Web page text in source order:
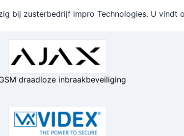
bij zusterbedrijf impro Technologies. U vindt
draadloze inbraakbeveiliging